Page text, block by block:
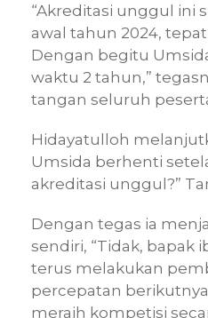
“Akreditasi unggul ini
awal tahun 2024,
Dengan begitu
waktu 2 tahun,”
tangan seluruh
Hidayatulloh
Umsida berhenti
akreditasi unggul?”
Dengan tegas ia
sendiri, “Tidak, bapak
terus melakukan
percepatan
meraih kompetisi